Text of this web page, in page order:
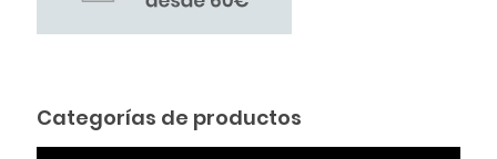
Categorías de productos